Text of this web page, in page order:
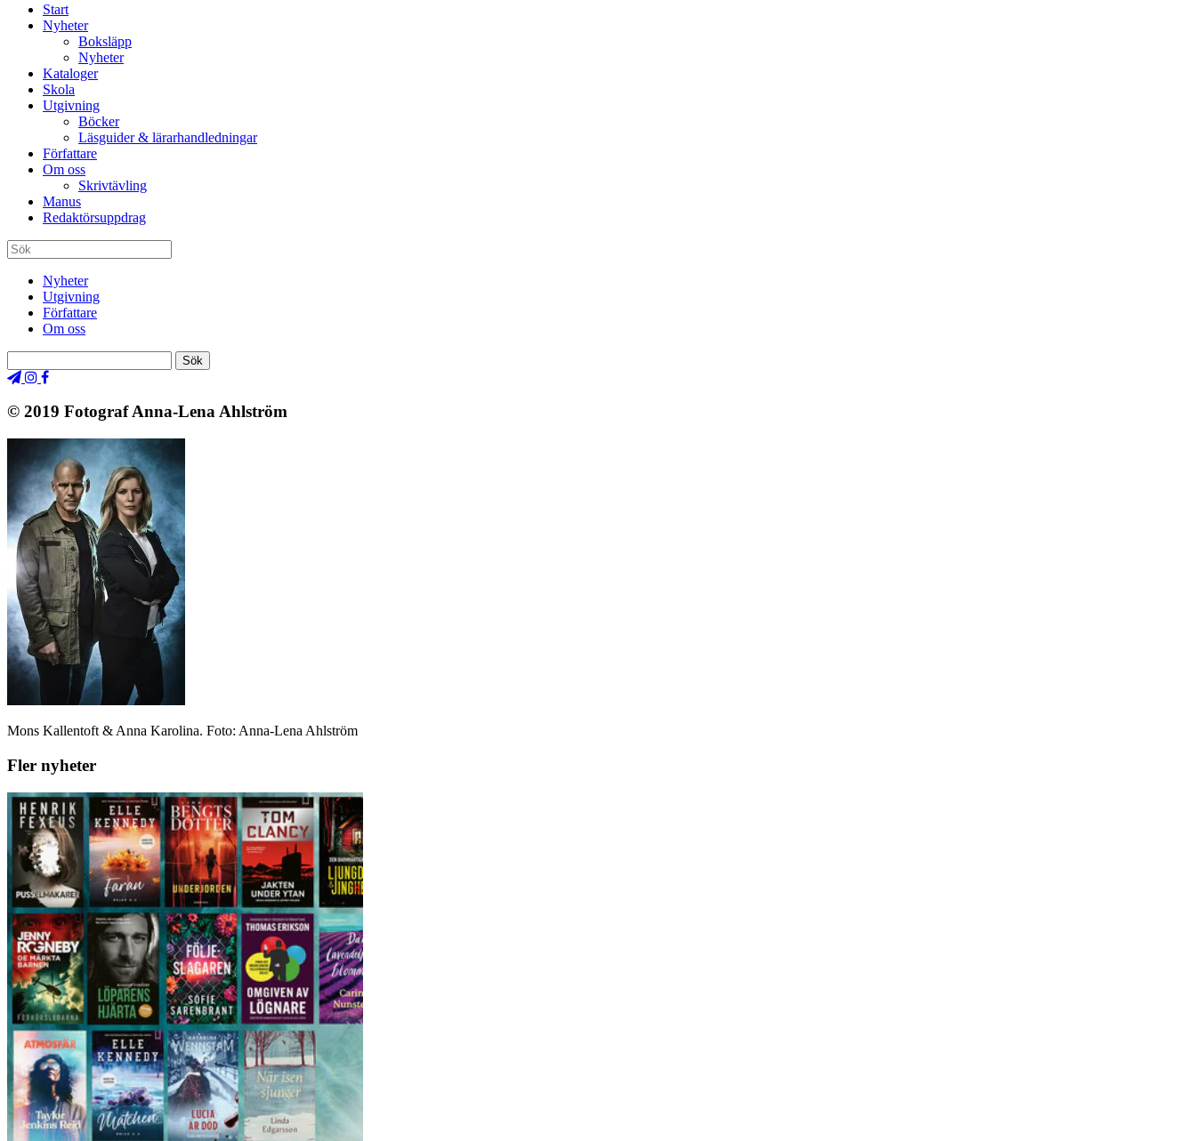
Start
Nyheter
Boksläpp
Nyheter
Kataloger
Skola
Utgivning
Böcker
Läsguider & lärarhandledningar
Författare
Om oss
Skrivtävling
Manus
Redaktörsuppdrag
Nyheter
Utgivning
Författare
Om oss
© 2019 Fotograf Anna-Lena Ahlström
Mons Kallentoft & Anna Karolina. Foto: Anna-Lena Ahlström
Fler nyheter